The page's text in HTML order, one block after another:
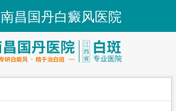
南昌国丹白癜风医院